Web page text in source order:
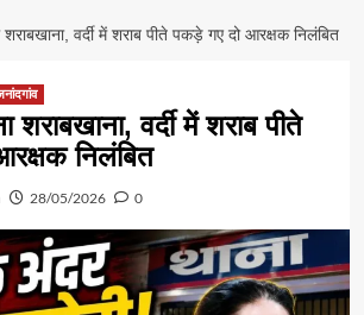
वर्दी में शराब पीते पकड़े गए दो आरक्षक निलंबित
शराबखाना, वर्दी में शराब पीते
निलंबित
28/05/2026 0